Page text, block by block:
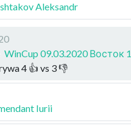
Aleksandr
WinCup 09.03.2020 Восток 1
4 👍 vs 3👎
Iurii